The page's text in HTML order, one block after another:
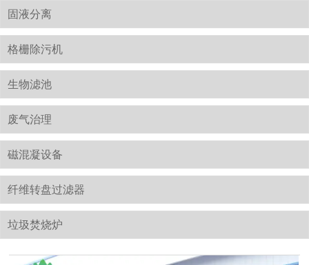
固液分离
格栅除污机
生物滤池
废气治理
磁混凝设备
纤维转盘过滤器
垃圾焚烧炉